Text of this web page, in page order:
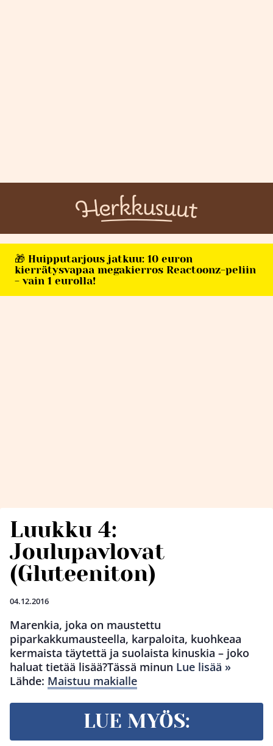
🎁 Huipputarjous jatkuu: 10 euron
kierrätysvapaa megakierros Reactoonz-peliin
- vain 1 eurolla!
Luukku 4:
Joulupavlovat
(Gluteeniton)
04.12.2016
Marenkia, joka on maustettu
piparkakkumausteella, karpaloita, kuohkeaa
kermaista täytettä ja suolaista kinuskia – joko
haluat tietää lisää?Tässä minun Lue lisää »
Lähde: Maistuu makialle
LUE MYÖS: